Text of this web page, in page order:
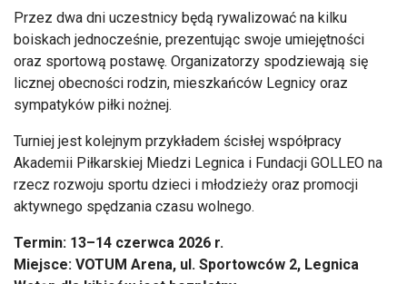
Przez dwa dni uczestnicy będą rywalizować na kilku
boiskach jednocześnie, prezentując swoje umiejętności
oraz sportową postawę. Organizatorzy spodziewają się
licznej obecności rodzin, mieszkańców Legnicy oraz
sympatyków piłki nożnej.
Turniej jest kolejnym przykładem ścisłej współpracy
Akademii Piłkarskiej Miedzi Legnica i Fundacji GOLLEO na
rzecz rozwoju sportu dzieci i młodzieży oraz promocji
aktywnego spędzania czasu wolnego.
Termin: 13–14 czerwca 2026 r.
Miejsce: VOTUM Arena, ul. Sportowców 2, Legnica